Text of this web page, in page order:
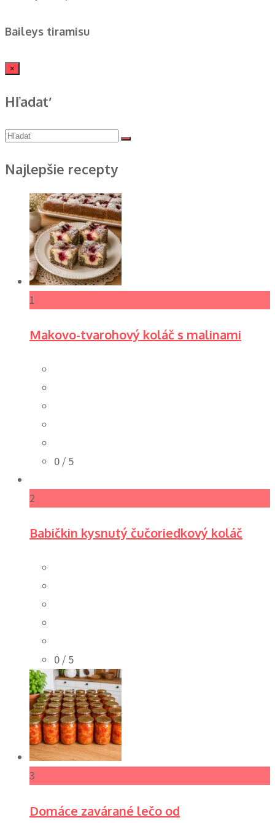
Baileys tiramisu
×
Hľadať
Najlepšie recepty
1
Makovo-tvarohový koláč s malinami
0 / 5
2
Babičkin kysnutý čučoriedkový koláč
0 / 5
3
Domáce zavárané lečo od